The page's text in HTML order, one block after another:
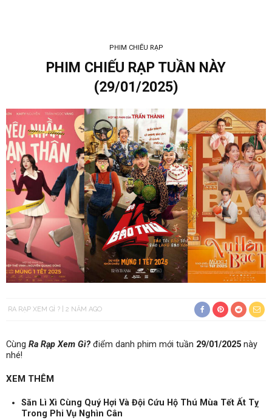
PHIM CHIẾU RẠP
PHIM CHIẾU RẠP TUẦN NÀY
(29/01/2025)
RA RẠP XEM GÌ ? 2 NĂM AGO
Cùng Ra Rạp Xem Gì? điểm danh phim mới tuần 29/01/2025 này
nhé!
XEM THÊM
Săn Lì Xì Cùng Quý Hợi Và Đội Cứu Hộ Thú Mùa Tết Ất Tỵ
Trong Phi Vụ Nghìn Cân